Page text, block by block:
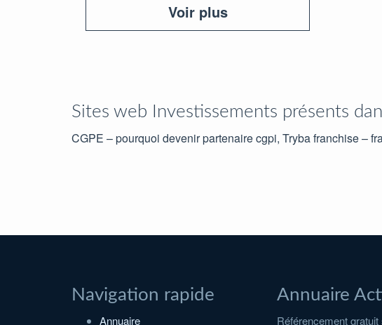
Voir plus
Sites web Investissements présents
CGPE – pourquoi devenir partenaire cgpi, Tryba franchise –
Navigation rapide
Annuaire
Annuaire
Référencement